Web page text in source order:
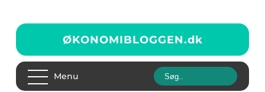
ØKONOMIBLOGGEN.dk
Menu